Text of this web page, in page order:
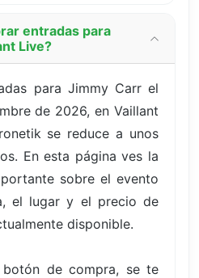
entradas para
Live?
para Jimmy Carr el
de 2026, en Vaillant
se reduce a unos
En esta página ves la
sobre el evento
el lugar y el precio de
disponible.
de compra, se te